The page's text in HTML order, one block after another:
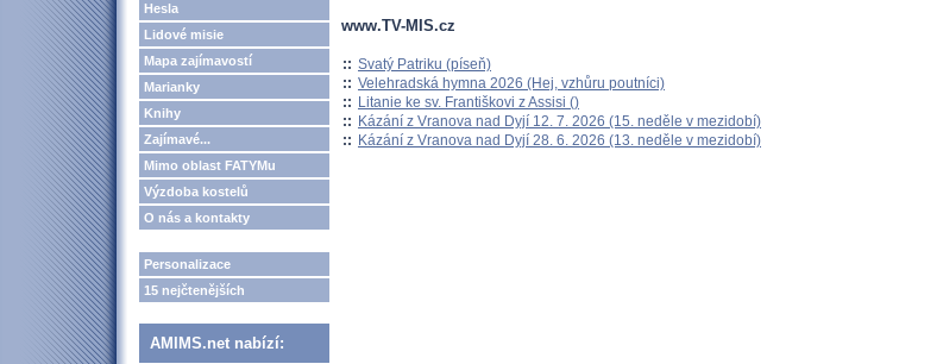
Hesla
Lidové misie
Mapa zajímavostí
Marianky
Knihy
Zajímavé...
Mimo oblast FATYMu
Výzdoba kostelů
O nás a kontakty
Personalizace
15 nejčtenějších
AMIMS.net nabízí:
www.TV-MIS.cz
:: Svatý Patriku (píseň)
:: Velehradská hymna 2026 (Hej, vzhůru poutníci)
:: Litanie ke sv. Františkovi z Assisi ()
:: Kázání z Vranova nad Dyjí 12. 7. 2026 (15. neděle v mezidobí)
:: Kázání z Vranova nad Dyjí 28. 6. 2026 (13. neděle v mezidobí)